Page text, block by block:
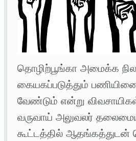
தொழிற்பூங்கா அமைக்க
கையகப்படுத்தும்
வேண்டும் என்று
வருவாய் அலுவலர்
கூட்டத்தில் ஆதங்கத்துடன்